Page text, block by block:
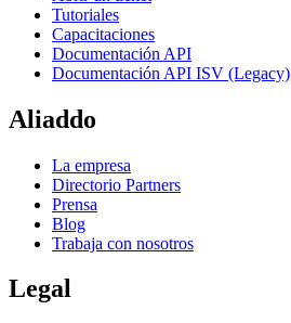
Tutoriales
Capacitaciones
Documentación API
Documentación API ISV (Legacy)
Aliaddo
La empresa
Directorio Partners
Prensa
Blog
Trabaja con nosotros
Legal